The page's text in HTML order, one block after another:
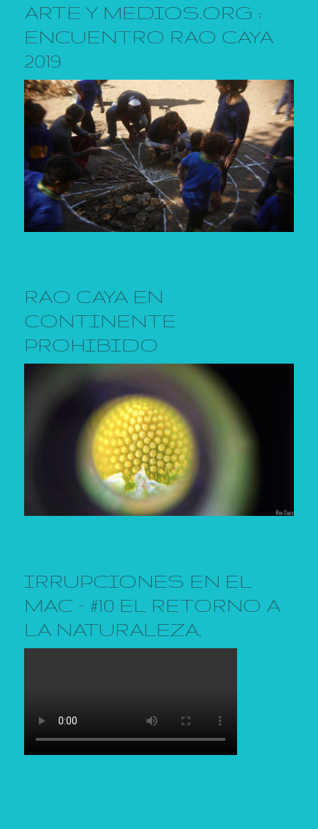
ARTE Y MEDIOS.ORG :
ENCUENTRO RAO CAYA
2019
RAO CAYA EN
CONTINENTE
PROHIBIDO
IRRUPCIONES EN EL
MAC – #10 EL RETORNO A
LA NATURALEZA.